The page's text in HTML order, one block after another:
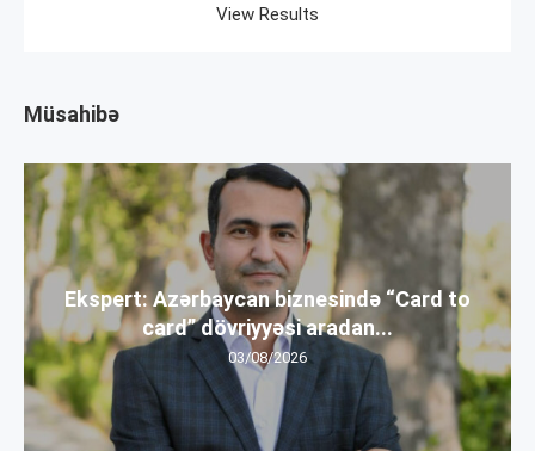
View Results
Müsahibə
Ekspert: Azərbaycan biznesində “Card to
card” dövriyyəsi aradan...
03/08/2026